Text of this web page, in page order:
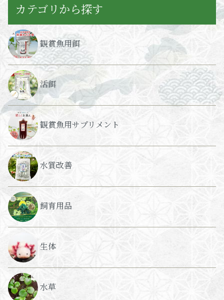
カテゴリから探す
観賞魚用餌
活餌
観賞魚用サプリメント
水質改善
飼育用品
生体
水草